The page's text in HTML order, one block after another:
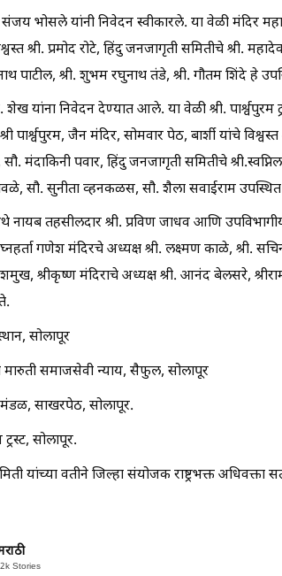
संजय भोसले यांनी निवेदन स्वीकारले. या वेळी मंदिर
श्री. प्रमोद रोटे, हिंदु जनजागृती समितीचे श्री.
पाटील, श्री. शुभम रघुनाथ तंडे, श्री. गौतम शिंदे हे
शेख यांना निवेदन देण्यात आले. या वेळी श्री. पार्श्वपुरम
पार्श्वपुरम, जैन मंदिर, सोमवार पेठ, बार्शी यांचे
सौ. मंदाकिनी पवार, हिंदु जनजागृती समितीचे
सौ. सुनीता व्हनकळस, सौ. शैला सवाईराम उपस्थित
नायब तहसीलदार श्री. प्रविण जाधव आणि
गणेश मंदिरचे अध्यक्ष श्री. लक्ष्मण काळे, श्री.
श्रीकृष्ण मंदिराचे अध्यक्ष श्री. आनंद बेलसरे, श्रीराम
सोलापूर
मारुती समाजसेवी न्याय, सैफुल, सोलापूर
मंडळ, साखरपेठ, सोलापूर.
सोलापूर.
यांच्या वतीने जिल्हा संयोजक राष्ट्रभक्त
Stories